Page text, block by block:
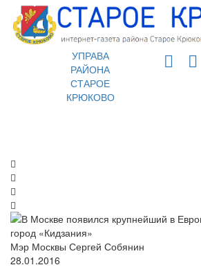
УПРАВА
РАЙОНА
СТАРОЕ
КРЮКОВО
Мэр Москвы Сергей Собянин
28.01.2016